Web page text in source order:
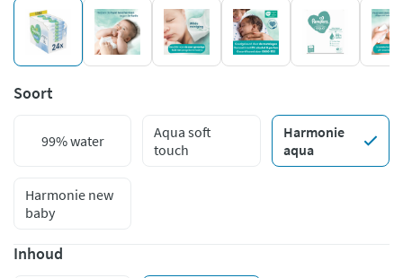
Soort
99% water
Aqua soft
touch
Harmonie
aqua
Harmonie new
baby
Inhoud